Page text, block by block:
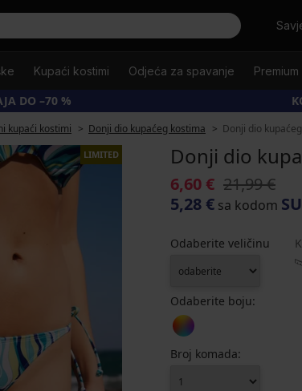
Tražiti
Kupaći kostimi Odjeća za spavanje Premium
DO –70 %
kupaći kostimi Donji dio kupaćeg kostima Donji dio
LIMITED Donji dio
6,60 € 21,99 €
5,28 € sa kodom
Odaberite veličinu
Odaberite boju:
Broj komada: